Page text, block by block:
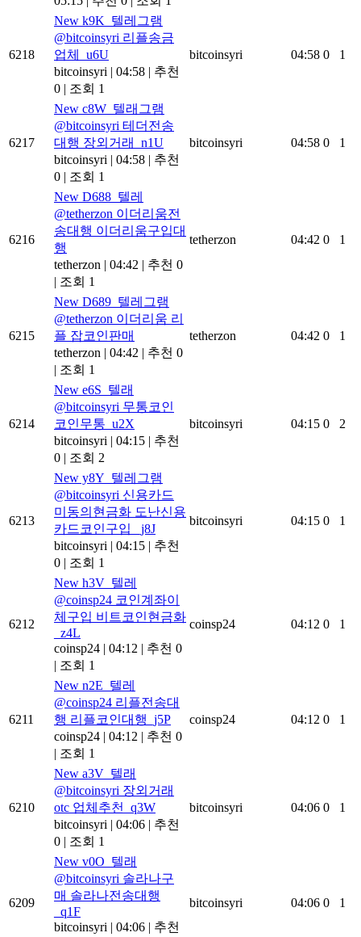
6218
New k9K_텔레그램
@bitcoinsyri 리플송금
업체_u6U
bitcoinsyri | 04:58 | 추천
0 | 조회 1
bitcoinsyri 04:58 0 1
6217
New c8W_텔래그램
@bitcoinsyri 테더전송
대행 장외거래_n1U
bitcoinsyri | 04:58 | 추천
0 | 조회 1
bitcoinsyri 04:58 0 1
6216
New D688_텔레
@tetherzon 이더리움전
송대행 이더리움구입대
행
tetherzon | 04:42 | 추천 0
| 조회 1
tetherzon 04:42 0 1
6215
New D689_텔레그램
@tetherzon 이더리움 리
플 잡코인판매
tetherzon | 04:42 | 추천 0
| 조회 1
tetherzon 04:42 0 1
6214
New e6S_텔래
@bitcoinsyri 무통코인
코인무통_u2X
bitcoinsyri | 04:15 | 추천
0 | 조회 2
bitcoinsyri 04:15 0 2
6213
New y8Y_텔레그램
@bitcoinsyri 신용카드
미동의현금화 도난신용
카드코인구입 _j8J
bitcoinsyri | 04:15 | 추천
0 | 조회 1
bitcoinsyri 04:15 0 1
6212
New h3V_텔레
@coinsp24 코인계좌이
체구입 비트코인현금화
_z4L
coinsp24 | 04:12 | 추천 0
| 조회 1
coinsp24 04:12 0 1
6211
New n2E_텔레
@coinsp24 리플전송대
행 리플코인대행_j5P
coinsp24 | 04:12 | 추천 0
| 조회 1
coinsp24 04:12 0 1
6210
New a3V_텔래
@bitcoinsyri 장외거래
otc 업체추천_q3W
bitcoinsyri | 04:06 | 추천
0 | 조회 1
bitcoinsyri 04:06 0 1
6209
New v0O_텔래
@bitcoinsyri 솔라나구
매 솔라나전송대행
_q1F
bitcoinsyri | 04:06 | 추천
bitcoinsyri 04:06 0 1